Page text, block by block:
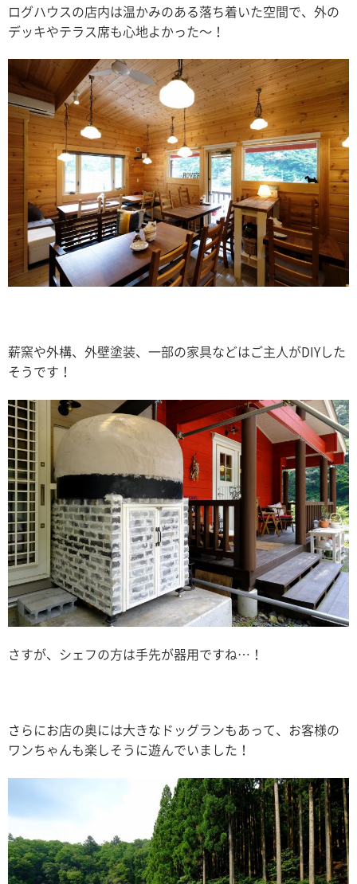
ログハウスの店内は温かみのある落ち着いた空間で、外の
デッキやテラス席も心地よかった〜！
薪窯や外構、外壁塗装、一部の家具などはご主人がDIYした
そうです！
さすが、シェフの方は手先が器用ですね…！
さらにお店の奥には大きなドッグランもあって、お客様の
ワンちゃんも楽しそうに遊んでいました！